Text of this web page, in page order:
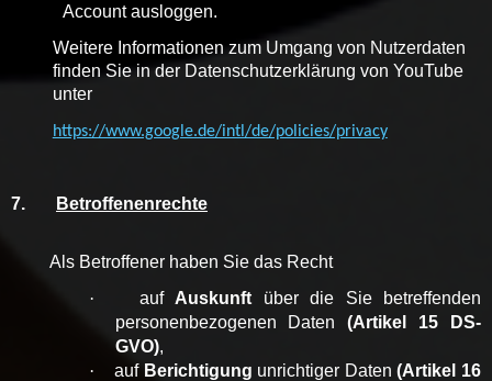
Account ausloggen.
Weitere Informationen zum Umgang von Nutzerdaten
finden Sie in der Datenschutzerklärung von YouTube
unter
https://www.google.de/intl/de/policies/privacy
7. Betroffenenrechte
Als Betroffener haben Sie das Recht
·
auf Auskunft über die Sie betreffenden
personenbezogenen Daten(Artikel 15 DS-
GVO),
·
auf Berichtigung unrichtiger Daten(Artikel 16